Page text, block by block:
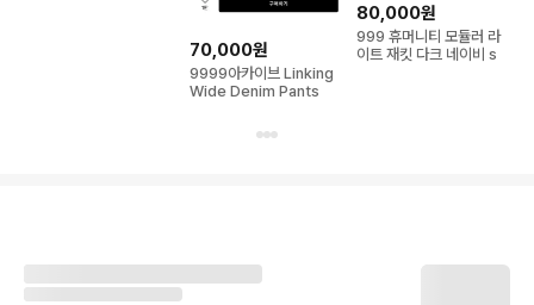
70,000원
9999아카이브 Linking
Wide Denim Pants
80,000원
999 휴머니티 모듈러 라
이트 재킷 다크 네이비 s